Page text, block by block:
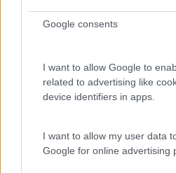
Google consents
I want to allow Google to
related to advertising like
device identifiers in apps.
I want to allow my user data
Google for online advertising
conhecimentos diferentes e
da produtividade”, acrescenta.
Sérgio Fernandes,
Portugal, reforça esta
empresas têm muito a
de vida e de trabalho, pois
trabalhar fora do escritório, e
trânsito, poderem ir buscar